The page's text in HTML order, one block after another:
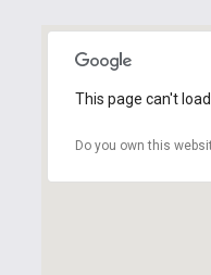
This page can't
Do you own this